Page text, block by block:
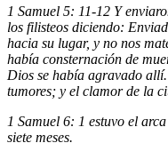
1 Samuel 5: 11-12 Y
los filisteos diciendo:
hacia su lugar, y no nos
había consternación de
Dios se había agravado
tumores; y el clamor de la
1 Samuel 6: 1 estuvo el
siete meses.